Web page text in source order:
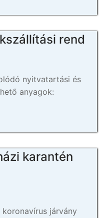
rend
nyitvatartási és
anyagok:
karantén
járvány